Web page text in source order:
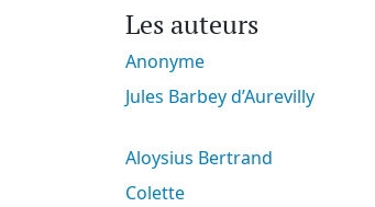
Les auteurs
Anonyme
Jules Barbey d’Aurevilly
Aloysius Bertrand
Colette